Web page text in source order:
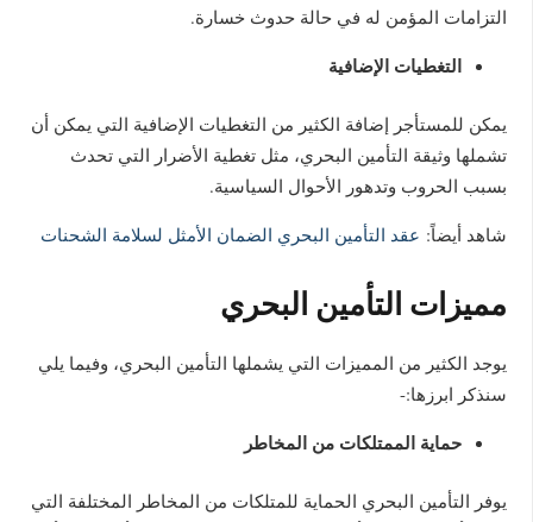
التزامات المؤمن له في حالة حدوث خسارة.
التغطيات الإضافية
يمكن للمستأجر إضافة الكثير من التغطيات الإضافية التي يمكن أن
تشملها وثيقة التأمين البحري، مثل تغطية الأضرار التي تحدث
بسبب الحروب وتدهور الأحوال السياسية.
شاهد أيضاً: عقد التأمين البحري الضمان الأمثل لسلامة الشحنات
مميزات التأمين البحري
يوجد الكثير من المميزات التي يشملها التأمين البحري، وفيما يلي
سنذكر ابرزها:-
حماية الممتلكات من المخاطر
يوفر التأمين البحري الحماية للمتلكات من المخاطر المختلفة التي